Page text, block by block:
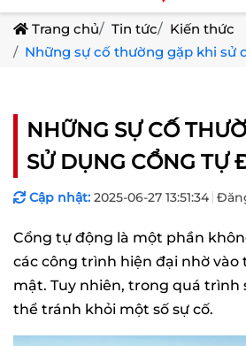
Trang chủ Tin tức
Kiến thức
Những sự cố thường gặp khi sử
NHỮNG SỰ CỐ
SỬ DỤNG CỔNG TỰ
Cập nhật: 2025-06-27 13:51:34
Cổng tự động là một phần
các công trình hiện đại nhờ vào
mật. Tuy nhiên, trong quá trình
thể tránh khỏi một số sự cố.